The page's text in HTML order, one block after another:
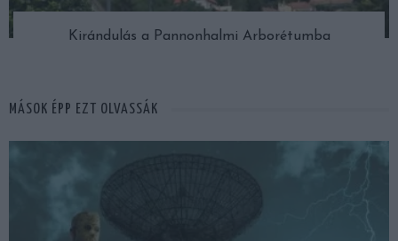
Kirándulás a Pannonhalmi Arborétumba
MÁSOK ÉPP EZT OLVASSÁK